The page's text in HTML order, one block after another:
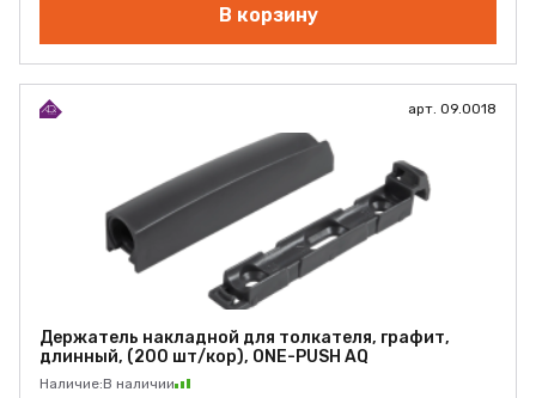
В корзину
арт. 09.0018
Держатель накладной для толкателя, графит,
длинный, (200 шт/кор), ONE-PUSH AQ
Наличие:В наличии